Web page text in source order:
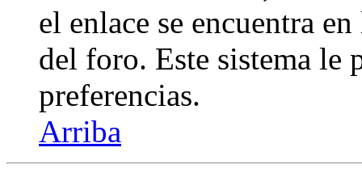
el enlace se encuentra
del foro. Este sistema le
preferencias.
Arriba